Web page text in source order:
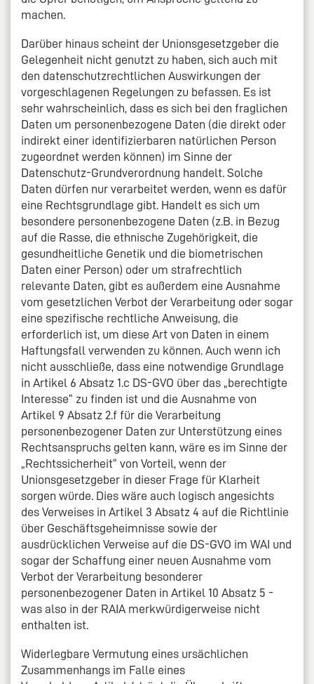
machen.
Darüber hinaus scheint der Unionsgesetzgeber die
Gelegenheit nicht genutzt zu haben, sich auch mit
den datenschutzrechtlichen Auswirkungen der
vorgeschlagenen Regelungen zu befassen. Es ist
sehr wahrscheinlich, dass es sich bei den fraglichen
Daten um personenbezogene Daten (die direkt oder
indirekt einer identifizierbaren natürlichen Person
zugeordnet werden können) im Sinne der
Datenschutz-Grundverordnung handelt. Solche
Daten dürfen nur verarbeitet werden, wenn es dafür
eine Rechtsgrundlage gibt. Handelt es sich um
besondere personenbezogene Daten (z.B. in Bezug
auf die Rasse, die ethnische Zugehörigkeit, die
gesundheitliche Genetik und die biometrischen
Daten einer Person) oder um strafrechtlich
relevante Daten, gibt es außerdem eine Ausnahme
vom gesetzlichen Verbot der Verarbeitung oder sogar
eine spezifische rechtliche Anweisung, die
erforderlich ist, um diese Art von Daten in einem
Haftungsfall verwenden zu können. Auch wenn ich
nicht ausschließe, dass eine notwendige Grundlage
in Artikel 6 Absatz 1.c DS-GVO über das „berechtigte
Interesse“ zu finden ist und die Ausnahme von
Artikel 9 Absatz 2.f für die Verarbeitung
personenbezogener Daten zur Unterstützung eines
Rechtsanspruchs gelten kann, wäre es im Sinne der
„Rechtssicherheit“ von Vorteil, wenn der
Unionsgesetzgeber in dieser Frage für Klarheit
sorgen würde. Dies wäre auch logisch angesichts
des Verweises in Artikel 3 Absatz 4 auf die Richtlinie
über Geschäftsgeheimnisse sowie der
ausdrücklichen Verweise auf die DS-GVO im WAI und
sogar der Schaffung einer neuen Ausnahme vom
Verbot der Verarbeitung besonderer
personenbezogener Daten in Artikel 10 Absatz 5 -
was also in der RAIA merkwürdigerweise nicht
enthalten ist.
Widerlegbare Vermutung eines ursächlichen
Zusammenhangs im Falle eines